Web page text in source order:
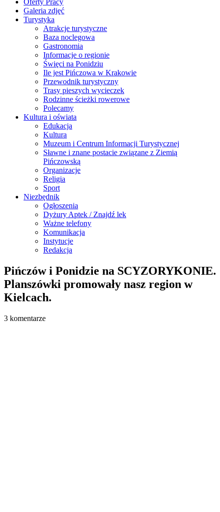
Oferty Pracy
Galeria zdjęć
Turystyka
Atrakcje turystyczne
Baza noclegowa
Gastronomia
Informacje o regionie
Święci na Ponidziu
Ile jest Pińczowa w Krakowie
Przewodnik turystyczny
Trasy pieszych wycieczek
Rodzinne ścieżki rowerowe
Polecamy
Kultura i oświata
Edukacja
Kultura
Muzeum i Centrum Informacji Turystycznej
Sławne i znane postacie związane z Ziemią
Pińczowską
Organizacje
Religia
Sport
Niezbędnik
Ogłoszenia
Dyżury Aptek / Znajdź lek
Ważne telefony
Komunikacja
Instytucje
Redakcja
Pińczów i Ponidzie na SCYZORYKONIE.
Planszówki promowały nasz region w
Kielcach.
3 komentarze